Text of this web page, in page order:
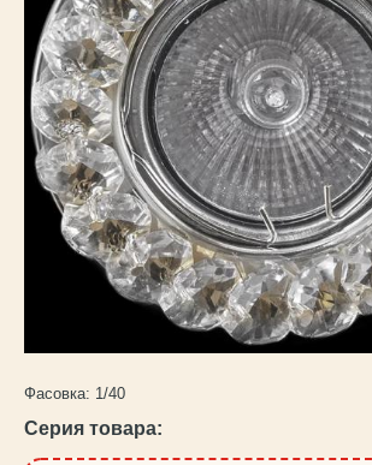
Контакты
Каталог
товаров
Фасовка: 1/40
Серия товара: